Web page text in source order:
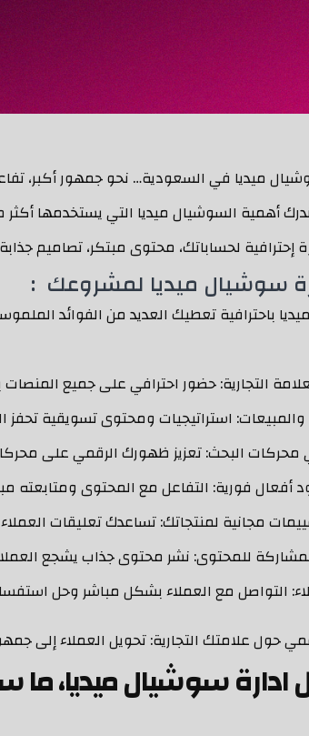
ميديا في السعودية… نحو جمهور أكبر،
إحترافية لحساباتك، محتوى مبتكر، تصاميم
سوشيال ميديا لمشروعك :
باحترافية تعطيك العديد من الفوائد
التجارية: حضور احترافي على جميع
والمبيعات: استراتيجيات ومحتوى تسويقية تحفز
محركات البحث: تعزيز ظهورك الرقمي على
أفعال فورية: التفاعل مع المحتوى ومتابعته
مجانية لمنتجاتك: تساعدك تعليقات
للمحتوى: نشر محتوى جذاب يشجع
التواصل مع العملاء بشكل مباشر وحل
حول علامتك التجارية: تحويل العملاء إلى
سوشيال ميديا، ما